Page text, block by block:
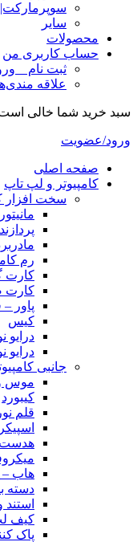
سایر
محصولات
حساب کاربری من
ثبت نام _
علاقه
سبد خرید شما خالی
ورود/عضویت
صفحه اصلی
کامپیوتر و‌‌‌‌‌ لپ تاپ
سخت افزار
رم
کارت
کارت
پاور
کیس
درایو
درایو
جانبی
موس
کیبورد
قلم
هدست
هاب –
دسته
کیف
پاک